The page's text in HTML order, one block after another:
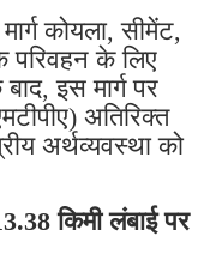
कोयला, सीमेंट,
के लिए
इस मार्ग पर
अतिरिक्त
अर्थव्यवस्था को
किमी लंबाई पर